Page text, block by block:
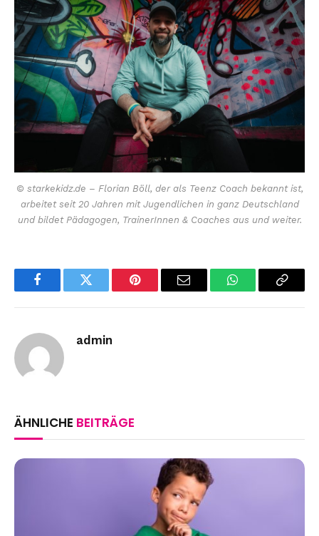
© starkekidz.de – Florian Böll, der als Teenz Coach bekannt ist,
arbeitet seit 20 Jahren mit Jugendlichen in ganz Deutschland
und bildet Pädagogen, TrainerInnen & Coaches aus und weiter.
FacebookTwitter Pinterest Email WhatsAppCopy
admin
ÄHNLICHE BEITRÄGE